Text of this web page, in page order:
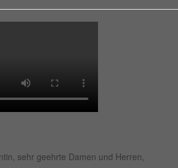
sehr geehrte Damen und Herren,